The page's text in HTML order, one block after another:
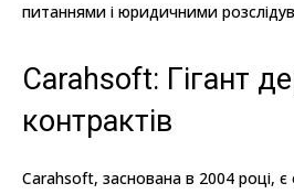
питаннями і юридичними
Carahsoft: Гігант
контрактів
Carahsoft, заснована в 2004 році,